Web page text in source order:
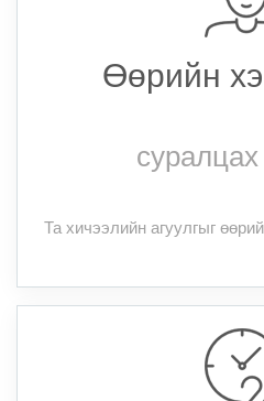
Өөрийн
Та хичээлийн агуулгыг